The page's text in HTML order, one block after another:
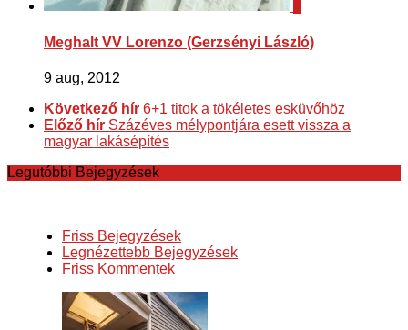
Meghalt VV Lorenzo (Gerzsényi László)
9 aug, 2012
Következő hír 6+1 titok a tökéletes esküvőhöz
Előző hír Százéves mélypontjára esett vissza a
magyar lakásépítés
Legutóbbi Bejegyzések
Friss Bejegyzések
Legnézettebb Bejegyzések
Friss Kommentek